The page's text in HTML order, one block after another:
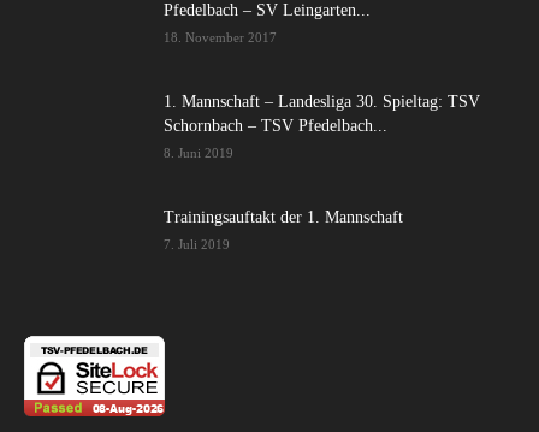
Pfedelbach – SV Leingarten...
18. November 2017
1. Mannschaft – Landesliga 30. Spieltag: TSV
Schornbach – TSV Pfedelbach...
8. Juni 2019
Trainingsauftakt der 1. Mannschaft
7. Juli 2019